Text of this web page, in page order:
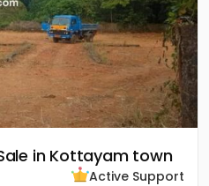
in Kottayam town
Active Support